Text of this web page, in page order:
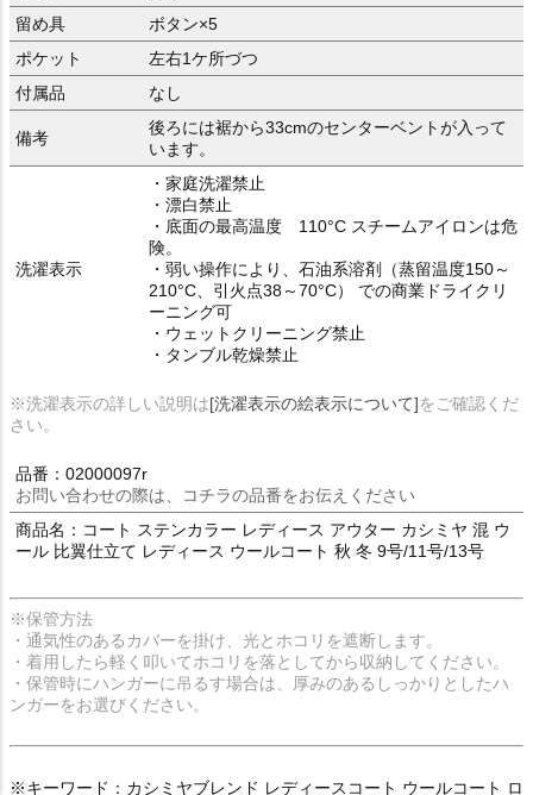
留め具
ボタン×5
ポケット
左右1ケ所づつ
付属品
なし
備考
後ろには裾から33cmのセンターベントが入って
います。
洗濯表示
・家庭洗濯禁止
・漂白禁止
・底面の最高温度 110°C スチームアイロンは危
険。
・弱い操作により、石油系溶剤（蒸留温度150～
210°C、引火点38～70°C） での商業ドライクリ
ーニング可
・ウェットクリーニング禁止
・タンブル乾燥禁止
※洗濯表示の詳しい説明は[洗濯表示の絵表示について]をご確認くだ
さい。
品番：02000097r
お問い合わせの際は、コチラの品番をお伝えください
商品名：コート ステンカラー レディース アウター カシミヤ 混 ウ
ール 比翼仕立て レディース ウールコート 秋 冬 9号/11号/13号
※保管方法
・通気性のあるカバーを掛け、光とホコリを遮断します。
・着用したら軽く叩いてホコリを落としてから収納してください。
・保管時にハンガーに吊るす場合は、厚みのあるしっかりとしたハ
ンガーをお選びください。
※キーワード：カシミヤブレンド レディースコート ウールコート ロ